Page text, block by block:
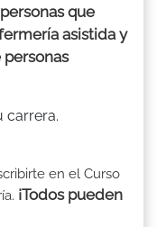
que
asistida y
carrera.
en el Curso
¡Todos pueden